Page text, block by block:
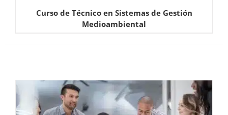
Curso de Técnico en Sistemas de Gestión
Medioambiental